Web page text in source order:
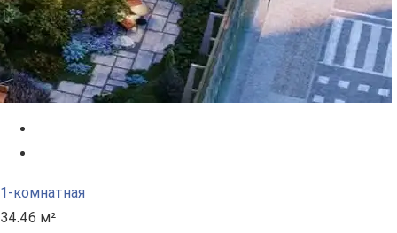
1-комнатная
34.46 м²